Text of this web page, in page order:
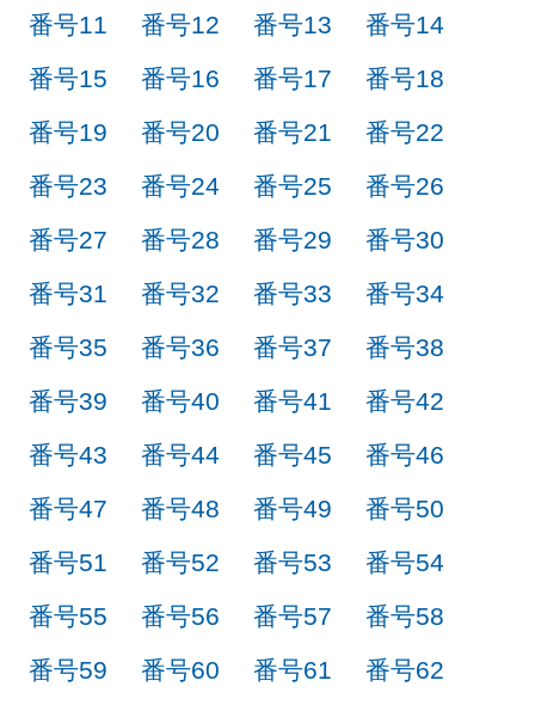
番号11
番号12 番号13
番号14
番号15
番号16 番号17
番号18
番号19
番号20 番号21
番号22
番号23
番号24 番号25
番号26
番号27
番号28 番号29
番号30
番号31
番号32 番号33
番号34
番号35
番号36 番号37
番号38
番号39
番号40 番号41
番号42
番号43
番号44 番号45
番号46
番号47
番号48 番号49
番号50
番号51
番号52 番号53
番号54
番号55
番号56 番号57
番号58
番号59
番号60 番号61
番号62